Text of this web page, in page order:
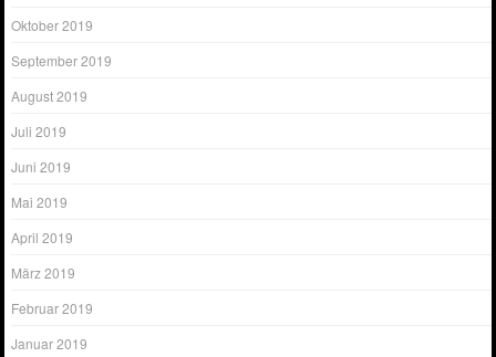
Oktober 2019
September 2019
August 2019
Juli 2019
Juni 2019
Mai 2019
April 2019
März 2019
Februar 2019
Januar 2019